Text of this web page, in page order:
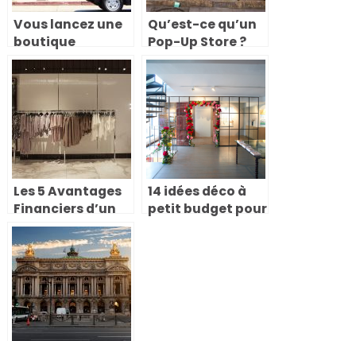
Vous lancez une
boutique
éphémère ? La
checklist
complète pour
réussir votre
pop-up store
Qu’est-ce qu’un
Pop-Up Store ?
Les 5 Avantages
Financiers d’un
Pop-Up Store
14 idées déco à
petit budget pour